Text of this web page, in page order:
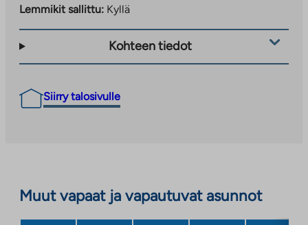
Lemmikit sallittu: Kyllä
Kohteen tiedot
Siirry talosivulle
Muut vapaat ja vapautuvat asunnot